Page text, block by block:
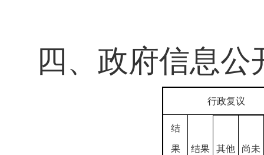
四、 政府信息公
行政复议
结
果 结果 其他 尚未